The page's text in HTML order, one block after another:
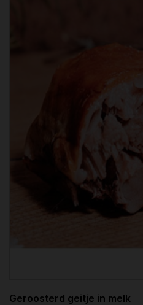
Geroosterd geitje in melk